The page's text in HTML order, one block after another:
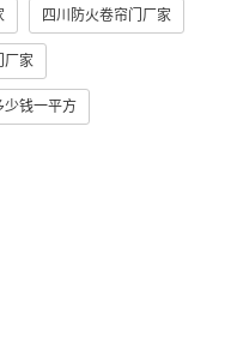
四川防火卷帘门厂家
厂家
少钱一平方